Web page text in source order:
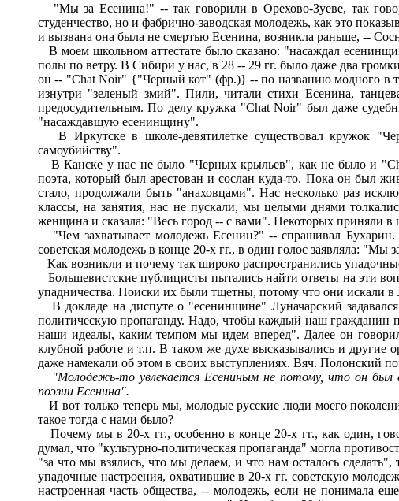
"Мы за Есенина!" -- так говорили в Орехово-Зуеве, так
студенчество, но и фабрично-заводская молодежь, как это
и вызвана она была не смертью Есенина, возникла раньше, --
В моем школьном аттестате было сказано: "насаждал
полы по ветру. В Сибири у нас, в 28 -- 29 гг. было даже два
он -- "Chat Noir" {"Черный кот" (фр.)} -- по названию модного в
изнутри "зеленый змий". Пили, читали стихи Есенина,
предосудительным. По делу кружка "Chat Noir" был даже
"насаждавшую есенинщину".
В Иркутске в школе-девятилетке существовал кружок
самоубийству".
В Канске у нас не было "Черных крыльев", как не было и
поэта, который был арестован и сослан куда-то. Пока он был
стало, продолжали быть "анаховцами". Нас несколько раз
классы, на занятия, нас не пускали, мы целыми днями
женщина и сказала: "Весь город -- с вами". Некоторых приняли
"Чем захватывает молодежь Есенин?" -- спрашивал
советская молодежь в конце 20-х гг., в один голос заявляла: "Мы
Как возникли и почему так широко распространились
Большевистские публицисты пытались найти ответы на эти
упадничества. Поиски их были тщетны, потому что они искали
В докладе на диспуте о "есенинщине" Луначарский
политическую пропаганду. Надо, чтобы каждый наш гражданин
наши идеалы, каким темпом мы идем вперед". Далее он
клубной работе и т.п. В таком же духе высказывались и другие
даже намекали об этом в своих выступлениях. Вяч. Полонский
"Молодежь-то увлекается Есениным не потому, что он был
поэзии Есенина".
И вот только теперь мы, молодые русские люди моего
такое тогда с нами было?
Почему мы в 20-х гг., особенно в конце 20-х гг., как один,
думал, что "культурно-политическая пропаганда" могла
"за что мы взялись, что мы делаем, и что нам осталось
упадочные настроения, охватившие в 20-х гг. советскую
настроенная часть общества, -- молодежь, если не понимала